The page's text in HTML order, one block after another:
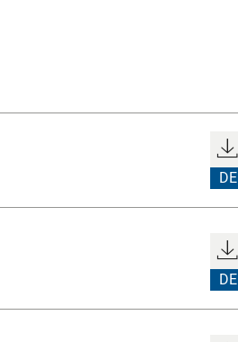
DE
DE